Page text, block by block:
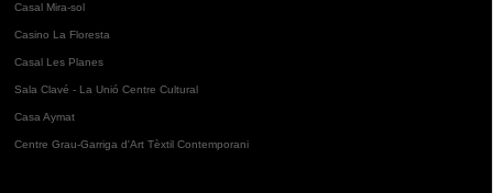
Casal Mira-sol
Casino La Floresta
Casal Les Planes
Sala Clavé - La Unió Centre Cultural
Casa Aymat
Centre Grau-Garriga d'Art Tèxtil Contemporani